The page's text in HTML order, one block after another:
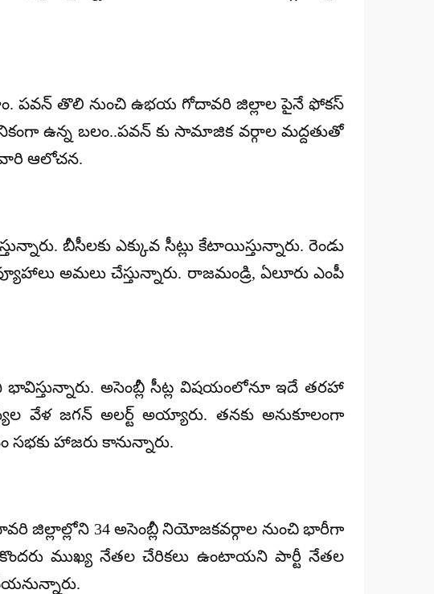
పవన్ తొలి నుంచి ఉభయ గోదావరి జిల్లాల పైనే ఫోకస్
ఉన్న బలం..పవన్ కు సామాజిక వర్గాల మద్దతుతో
వారి ఆలోచన.
బీసీలకు ఎక్కువ సీట్లు కేటాయిస్తున్నారు. రెండు
అమలు చేస్తున్నారు. రాజమండ్రి, ఏలూరు ఎంపీ
అసెంబ్లీ సీట్ల విషయంలోనూ ఇదే తరహా
వేళ జగన్ అలర్ట్ అయ్యారు. తనకు అనుకూలంగా
సభకు హాజరు కానున్నారు.
జిల్లాల్లోని 34 అసెంబ్లీ నియోజకవర్గాల నుంచి భారీగా
ముఖ్య నేతల చేరికలు ఉంటాయని పార్టీ నేతల